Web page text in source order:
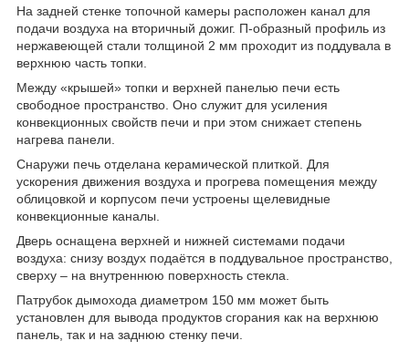
На задней стенке топочной камеры расположен канал для
подачи воздуха на вторичный дожиг. П-образный профиль из
нержавеющей стали толщиной 2 мм проходит из поддувала в
верхнюю часть топки.
Между «крышей» топки и верхней панелью печи есть
свободное пространство. Оно служит для усиления
конвекционных свойств печи и при этом снижает степень
нагрева панели.
Снаружи печь отделана керамической плиткой. Для
ускорения движения воздуха и прогрева помещения между
облицовкой и корпусом печи устроены щелевидные
конвекционные каналы.
Дверь оснащена верхней и нижней системами подачи
воздуха: снизу воздух подаётся в поддувальное пространство,
сверху – на внутреннюю поверхность стекла.
Патрубок дымохода диаметром 150 мм может быть
установлен для вывода продуктов сгорания как на верхнюю
панель, так и на заднюю стенку печи.